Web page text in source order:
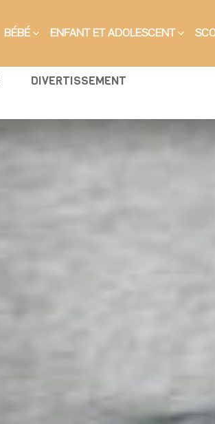
BÉBÉ ENFANT ET ADOLESCENT
DIVERTISSEMENT